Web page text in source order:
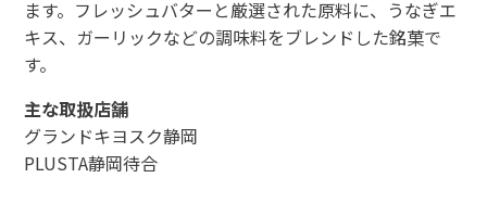
ます。フレッシュバターと厳選された原料に、うなぎエ
キス、ガーリックなどの調味料をブレンドした銘菓で
す。
主な取扱店舗
グランドキヨスク静岡
PLUSTA静岡待合